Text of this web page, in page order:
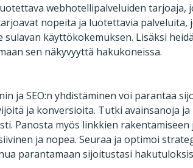
webhotellipalveluiden tarjoaja,
nopeita ja luotettavia
sulavan käyttökokemuksen. Lisäksi
sen näkyvyyttä hakukoneissa.
ja SEO:n yhdistäminen voi parantaa
ja konversioita. Tutki avainsanoja
Panosta myös linkkien
ja nopea. Seuraa ja optimoi
parantamaan sijoitustasi